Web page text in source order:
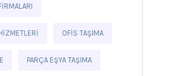
OFIS TAŞIMA
PARÇA EŞYA TAŞIMA